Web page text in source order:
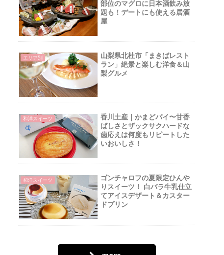
部位のマグロに日本酒飲み放
題も！デートにも使える居酒
屋
エリア別
山梨県北杜市「まきばレスト
ラン」絶景と楽しむ洋食＆山
梨グルメ
和洋スイーツ
香川土産｜かまどパイ〜甘香
ばしさとザックサクハードな
歯応えは何度もリピートした
いおいしさ！
和洋スイーツ
ゴンチャロフの夏限定ひんや
りスイーツ！ 白バラ牛乳仕立
てアイスデザート＆カスター
ドプリン